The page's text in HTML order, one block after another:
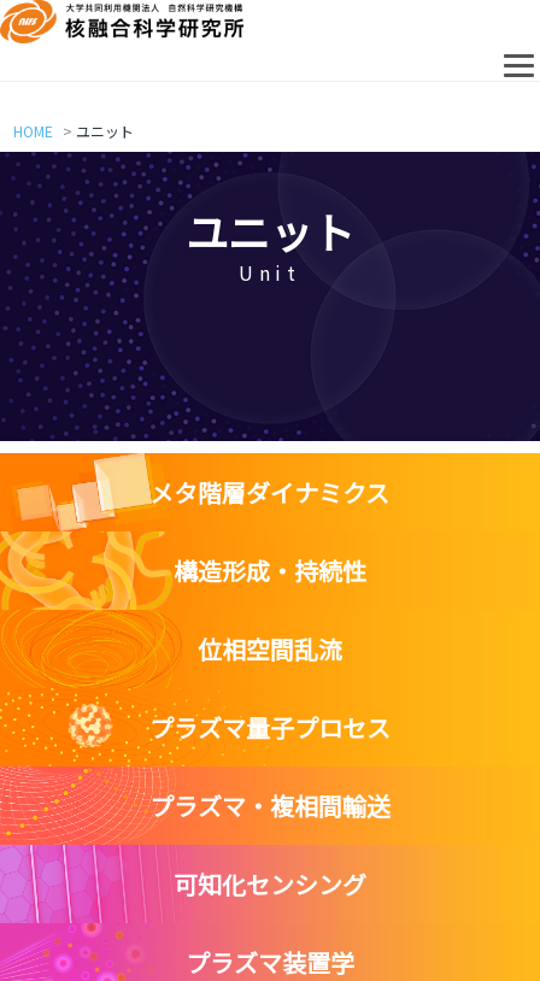
HOME ユニット
ユニット
Unit
メタ階層ダイナミクス
構造形成・持続性
位相空間乱流
プラズマ量子プロセス
プラズマ・複相間輸送
可知化センシング
プラズマ装置学